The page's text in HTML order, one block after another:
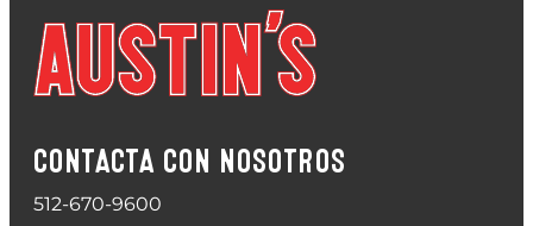
CONTACTA CON NOSOTROS
512-670-9600